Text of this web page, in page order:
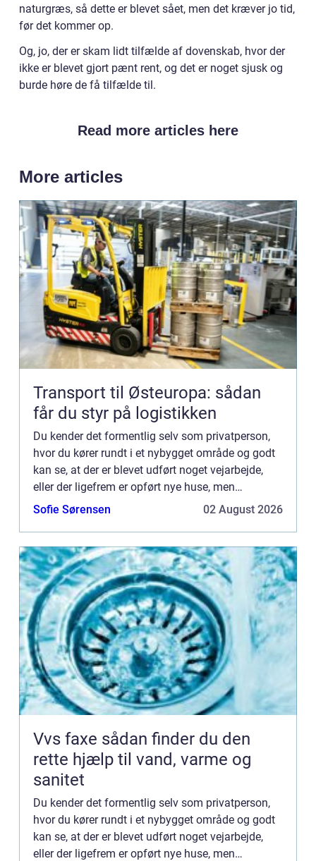
naturgræs, så dette er blevet sået, men det kræver jo tid,
før det kommer op.
Og, jo, der er skam lidt tilfælde af dovenskab, hvor der
ikke er blevet gjort pænt rent, og det er noget sjusk og
burde høre de få tilfælde til.
Read more articles here
More articles
Transport til Østeuropa: sådan
får du styr på logistikken
Du kender det formentlig selv som privatperson,
hvor du kører rundt i et nybygget område og godt
kan se, at der er blevet udført noget vejarbejde,
eller der ligefrem er opført nye huse, men
umiddelbart ser det ikke helt f&a...
Sofie Sørensen 02 August 2026
Vvs faxe sådan finder du den
rette hjælp til vand, varme og
sanitet
Du kender det formentlig selv som privatperson,
hvor du kører rundt i et nybygget område og godt
kan se, at der er blevet udført noget vejarbejde,
eller der ligefrem er opført nye huse, men